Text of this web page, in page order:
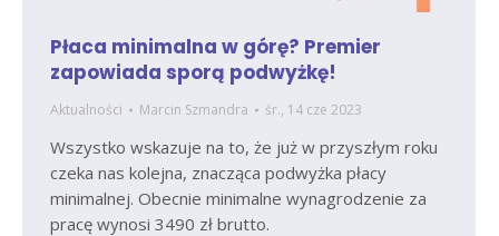
Płaca minimalna w górę? Premier
zapowiada sporą podwyżkę!
Aktualności Marcin Szmandra śr., 14 cze 2023
Wszystko wskazuje na to, że już w przyszłym roku
czeka nas kolejna, znacząca podwyżka płacy
minimalnej. Obecnie minimalne wynagrodzenie za
pracę wynosi 3490 zł brutto.